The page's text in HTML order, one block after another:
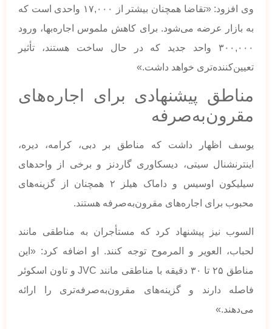
وی افزود: «تقاضا همچنان بیشتر از ۱۷,۰۰۰ واحدی است که
به بازار عرضه می‌شود. برای کاهش ملموس اجاره‌بها، ورود
۳۰۰,۰۰۰ واحد جدید که در حال ساخت هستند، تأثیر
تعیین‌کننده‌تری خواهد داشت.»
مناطق پیشنهادی برای اجاره‌های
مقرون‌به‌صرفه
یوسف اظهار داشت که مناطق بر دبی، کرامه، دیره،
اینترنشنال سیتی، دیسکاوری گاردنز و برخی از واحدهای
سیلیکون اوسیس و داماک هیلز ۲ همچنان از گزینه‌های
محبوب برای اجاره‌های مقرون‌به‌صرفه هستند.
السوب نیز پیشنهاد کرد که مستأجران به مناطقی مانند
لحباب، العویر و المرموح توجه کنند. او اضافه کرد: «این
مناطق ۲۵ تا ۳۰ دقیقه با مناطقی مانند JVC و تاون اسکوئر
فاصله دارند و گزینه‌های مقرون‌به‌صرفه‌تری را ارائه
می‌دهند.»